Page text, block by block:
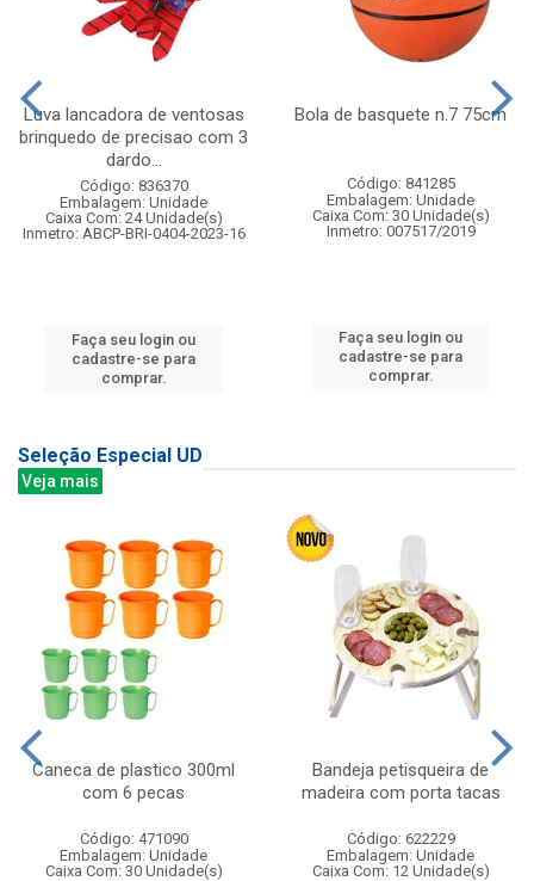
Luva lancadora de ventosas
brinquedo de precisao com 3
dardo...
Código: 836370
Embalagem: Unidade
Caixa Com: 24 Unidade(s)
Inmetro: ABCP-BRI-0404-2023-16
Faça seu login ou
cadastre-se para
comprar.
Bola de basquete n.7 75cm
Código: 841285
Embalagem: Unidade
Caixa Com: 30 Unidade(s)
Inmetro: 007517/2019
Faça seu login ou
cadastre-se para
comprar.
Seleção Especial UD
Veja mais
Caneca de plastico 300ml
com 6 pecas
Código: 471090
Embalagem: Unidade
Caixa Com: 30 Unidade(s)
Bandeja petisqueira de
madeira com porta tacas
Código: 622229
Embalagem: Unidade
Caixa Com: 12 Unidade(s)